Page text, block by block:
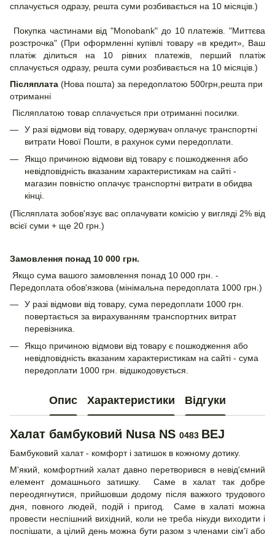
сплачується одразу, решта суми розбивається на 10 місяців.)
Покупка частинами від "Monobank" до 10 платежів. "Миттєва
розстрочка" (При оформленні купівлі товару «в кредит», Ваш
платіж ділиться на 10 рівних платежів, перший платіж
сплачується одразу, решта суми розбивається на 10 місяців.)
Післяплата (Нова пошта) за передоплатою 500грн,решта при
отриманні
Післяплатою товар сплачується при отриманні посилки.
У разі відмови від товару, одержувач оплачує транспортні
витрати Нової Пошти, в рахунок суми передоплати.
Якщо причиною відмови від товару є пошкодження або
невідповідність вказаним характеристикам на сайті -
магазин повністю оплачує транспортні витрати в обидва
кінці.
(Післяплата зобов'язує вас оплачувати комісію у вигляді 2% від
всієї суми + ще 20 грн.)
Замовлення понад 10 000 грн.
Якщо сума вашого замовлення понад 10 000 грн. -
Передоплата обов'язкова (мінімальна передоплата 1000 грн.)
У разі відмови від товару, сума передоплати 1000 грн.
повертається за вирахуванням транспортних витрат
перевізника.
Якщо причиною відмови від товару є пошкодження або
невідповідність вказаним характеристикам на сайті - сума
передоплати 1000 грн. відшкодовується.
Опис Характеристики Відгуки
Халат бамбуковий Nusa NS 0483 BEJ
Бамбуковий халат - комфорт і затишок в кожному дотику.
М'який, комфортний халат давно перетворився в невід'ємний
елемент домашнього затишку. Саме в халат так добре
переодягнутися, прийшовши додому після важкого трудового
дня, повного людей, подій і пригод. Саме в халаті можна
провести неспішний вихідний, коли не треба нікуди виходити і
поспішати, а цілий день можна бути разом з членами сім'ї або